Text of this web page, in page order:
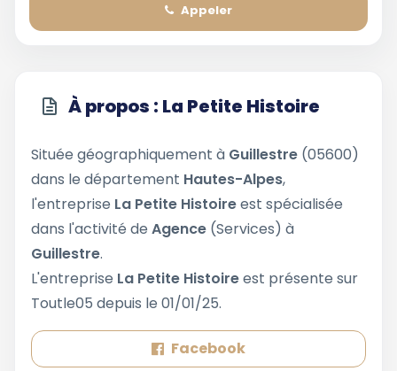
Appeler
À propos : La Petite Histoire
Située géographiquement à Guillestre (05600)
dans le département Hautes-Alpes,
l'entreprise La Petite Histoireest spécialisée
dans l'activité de Agence (Services) à
Guillestre.
L'entreprise La Petite Histoireest présente sur
Toutle05 depuis le 01/01/25.
Facebook